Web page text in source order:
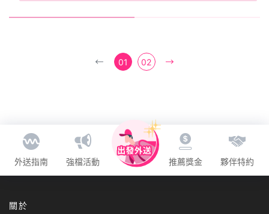
01 02
外送指南 強檔活動 推薦獎金 夥伴特約
關於